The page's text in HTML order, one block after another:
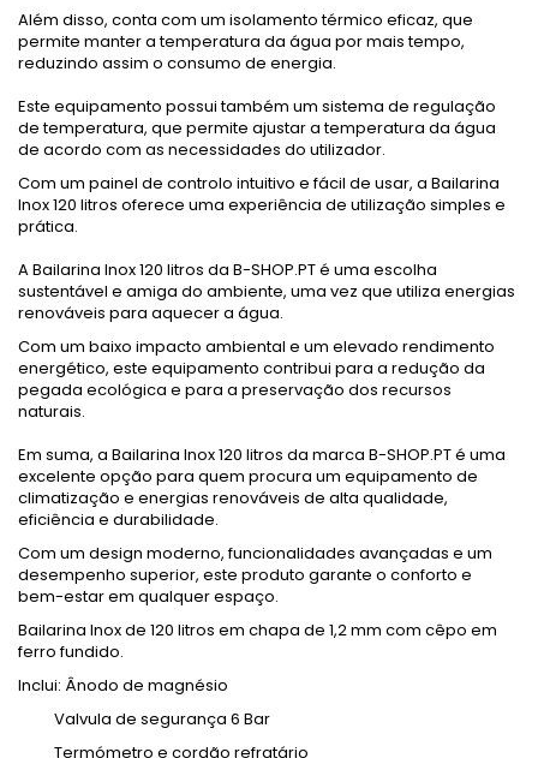
Além disso, conta com um isolamento térmico eficaz, que
permite manter a temperatura da água por mais tempo,
reduzindo assim o consumo de energia.
Este equipamento possui também um sistema de regulação
de temperatura, que permite ajustar a temperatura da água
de acordo com as necessidades do utilizador.
Com um painel de controlo intuitivo e fácil de usar, a Bailarina
Inox 120 litros oferece uma experiência de utilização simples e
prática.
A Bailarina Inox 120 litros da B-SHOP.PT é uma escolha
sustentável e amiga do ambiente, uma vez que utiliza energias
renováveis para aquecer a água.
Com um baixo impacto ambiental e um elevado rendimento
energético, este equipamento contribui para a redução da
pegada ecológica e para a preservação dos recursos
naturais.
Em suma, a Bailarina Inox 120 litros da marca B-SHOP.PT é uma
excelente opção para quem procura um equipamento de
climatização e energias renováveis de alta qualidade,
eficiência e durabilidade.
Com um design moderno, funcionalidades avançadas e um
desempenho superior, este produto garante o conforto e
bem-estar em qualquer espaço.
Bailarina Inox de 120 litros em chapa de 1,2 mm com cêpo em
ferro fundido.
Inclui: Ânodo de magnésio
Valvula de segurança 6 Bar
Termómetro e cordão refratário